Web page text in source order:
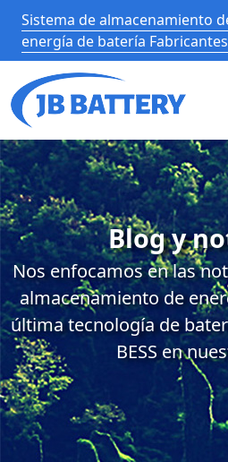
Sistema de almacenamiento
energía de batería Fabricantes
Blog y
Nos enfocamos en las
almacenamiento de
última tecnología de
BESS en